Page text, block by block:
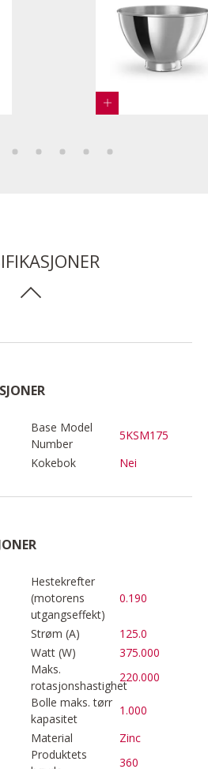
Base Model
Number
5KSM175
Kokebok
Nei
Hestekrefter
(motorens
utgangseffekt)
0.190
Strøm (A)
125.0
Watt (W)
375.000
Maks.
rotasjonshastighet
220.000
Bolle maks. tørr
kapasitet
1.000
Material
Zinc
Produktets
360